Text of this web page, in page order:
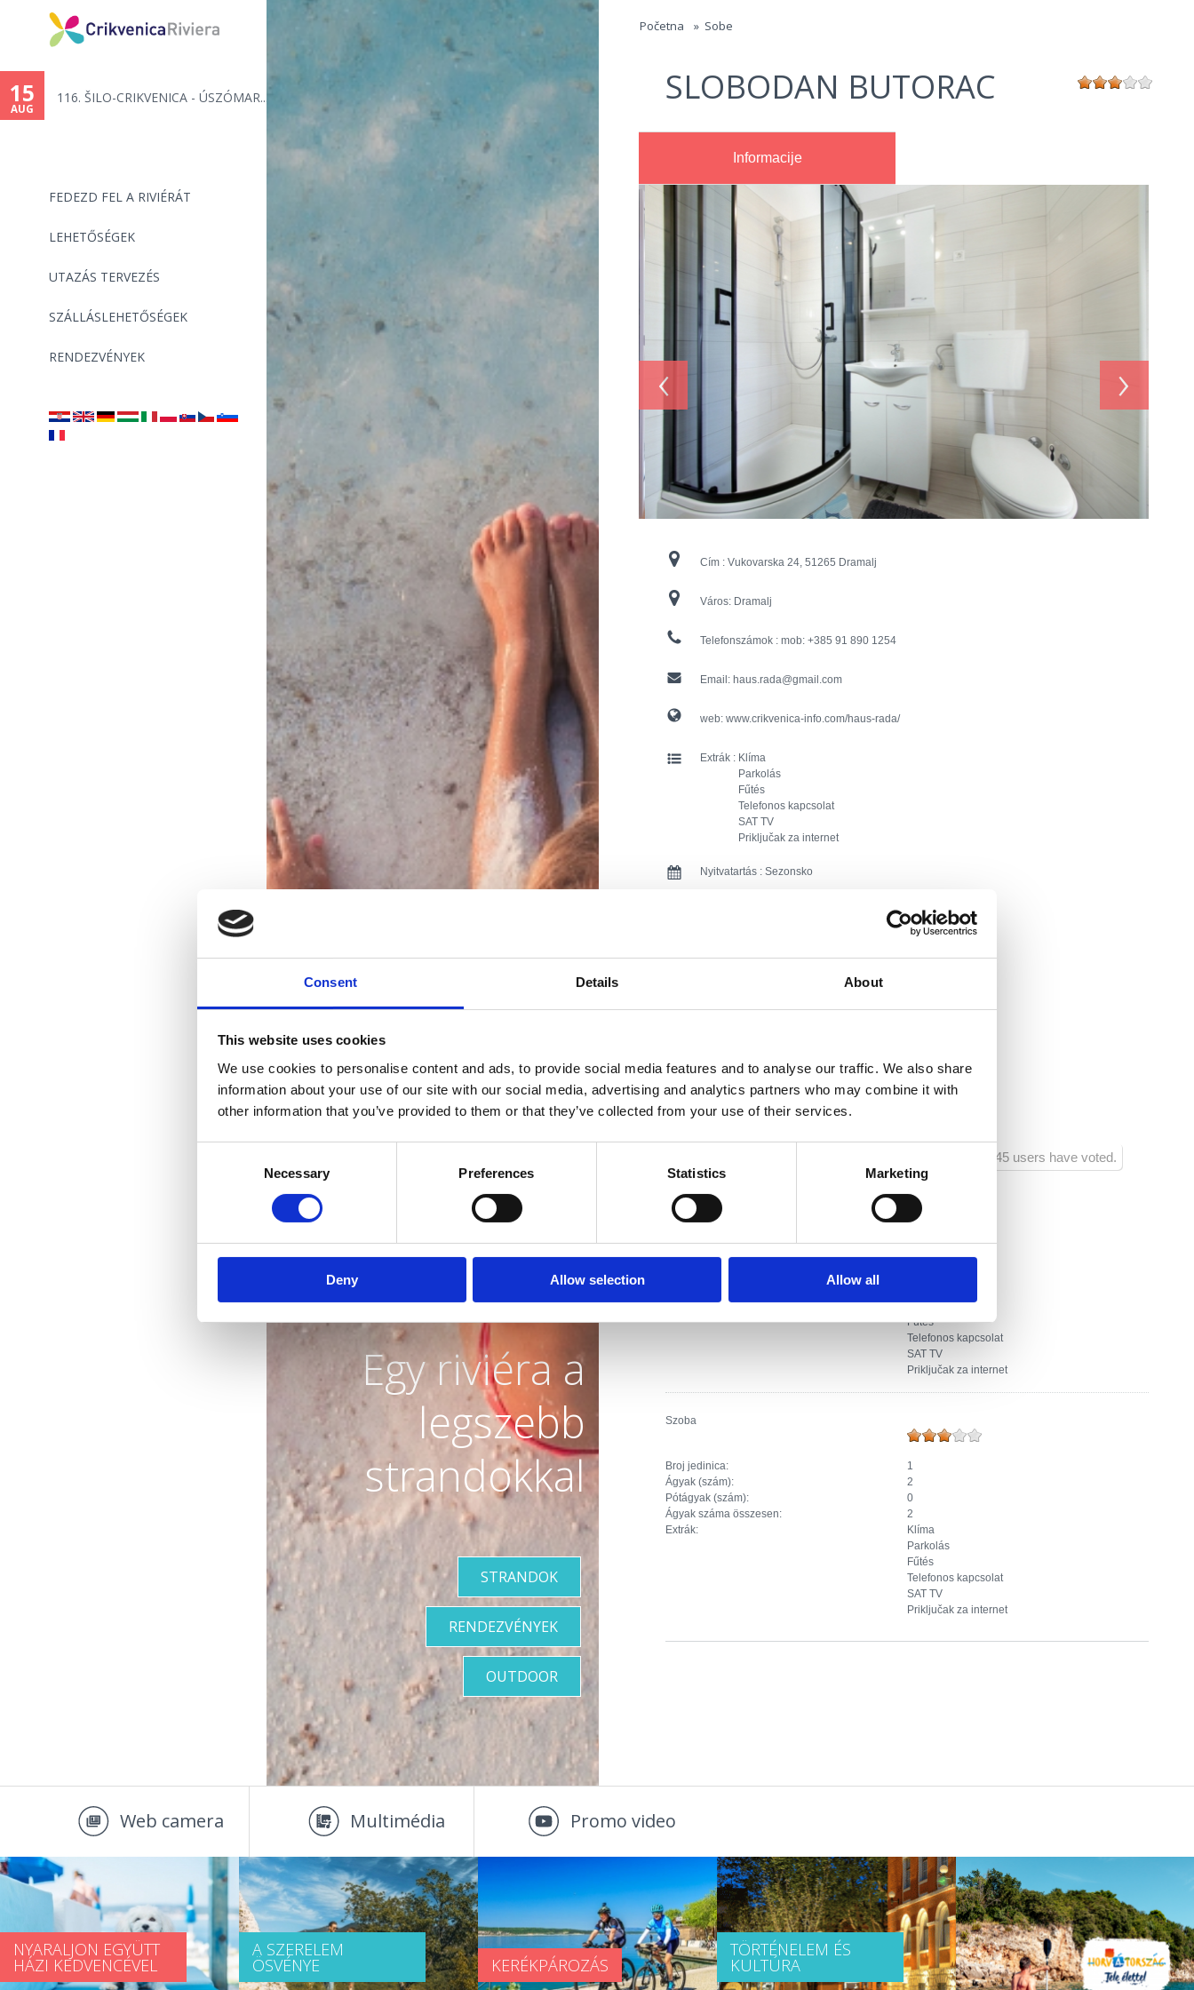
Consent Details About
This website uses cookies
We use cookies to personalise content and ads, to provide social media features and to analyse our traffic. We also share
information about your use of our site with our social media, advertising and analytics partners who may combine it with
other information that you’ve provided to them or that they’ve collected from your use of their services.
Necessary Preferences Statistics Marketing
Deny Allow selection Allow all
Jump to navigation
FEDEZD FEL A RIVIÉRÁT
LEHETŐSÉGEK
UTAZÁS TERVEZÉS
SZÁLLÁSLEHETŐSÉGEK
RENDEZVÉNYEK
15
AUG
116. ŠILO-CRIKVENICA - ÚSZÓMAR...
are
here
Početna » Sobe
SLOBODAN BUTORAC
Informacije
‹ ›
Cím : Vukovarska 24, 51265 Dramalj
Város: Dramalj
Telefonszámok : mob: +385 91 890 1254
Email: haus.rada@gmail.com
web: www.crikvenica-info.com/haus-rada/
Extrák : Klíma
Parkolás
Fűtés
Telefonos kapcsolat
SAT TV
Priključak za internet
Nyitvatartás : Sezonsko
Távolság a boltoktól :300
Távolság a szórakoztató létesítményektől :
745 users have voted.
Szoba
Broj jedinica:
1
Ágyak (szám):
2
Pótágyak (szám):
0
Parkolás
Fűtés
Telefonos kapcsolat
SAT TV
Priključak za internet
Szoba
Broj jedinica:
1
Ágyak (szám):
2
Pótágyak (szám):
0
Ágyak száma összesen:
2
Extrák:
Klíma
Parkolás
Fűtés
Telefonos kapcsolat
SAT TV
Priključak za internet
Egy riviéra a
legszebb
strandokkal
STRANDOK
RENDEZVÉNYEK
OUTDOOR
Web camera Multimédia Promo video
NYARALJON EGYÜTT
HÁZI KEDVENCÉVEL
A SZERELEM
ÖSVÉNYE KERÉKPÁROZÁS
TÖRTÉNELEM ÉS
KULTÚRA